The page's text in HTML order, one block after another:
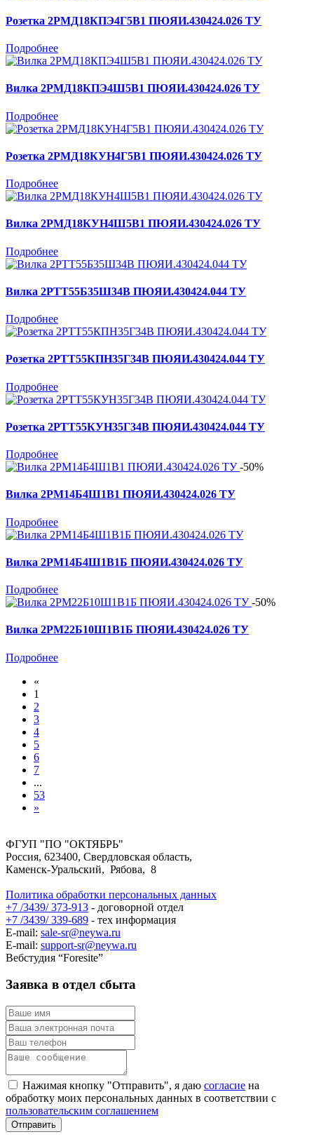
Розетка 2РМД18КПЭ4Г5В1 ПЮЯИ.430424.026 ТУ
Подробнее
Вилка 2РМД18КПЭ4Ш5В1 ПЮЯИ.430424.026 ТУ
Подробнее
Розетка 2РМД18КУН4Г5В1 ПЮЯИ.430424.026 ТУ
Подробнее
Вилка 2РМД18КУН4Ш5В1 ПЮЯИ.430424.026 ТУ
Подробнее
Вилка 2РТТ55Б35Ш34В ПЮЯИ.430424.044 ТУ
Подробнее
Розетка 2РТТ55КПН35Г34В ПЮЯИ.430424.044 ТУ
Подробнее
Розетка 2РТТ55КУН35Г34В ПЮЯИ.430424.044 ТУ
Подробнее
-50%
Вилка 2РМ14Б4Ш1В1 ПЮЯИ.430424.026 ТУ
Подробнее
Вилка 2РМ14Б4Ш1В1Б ПЮЯИ.430424.026 ТУ
Подробнее
-50%
Вилка 2РМ22Б10Ш1В1Б ПЮЯИ.430424.026 ТУ
Подробнее
«
1
2
3
4
5
6
7
...
53
»
ФГУП "ПО "ОКТЯБРЬ"
Россия, 623400, Свердловская область,
Каменск-Уральский, Рябова, 8
Политика обработки персональных данных
+7 /3439/ 373-913 - договорной отдел
+7 /3439/ 339-689 - тех информация
E-mail: sale-sr@neywa.ru
E-mail: support-sr@neywa.ru
Вебстудия “Foresite”
Заявка в отдел сбыта
Нажимая кнопку "Отправить", я даю согласие на
обработку моих персональных данных в соответствии с
пользовательским соглашением